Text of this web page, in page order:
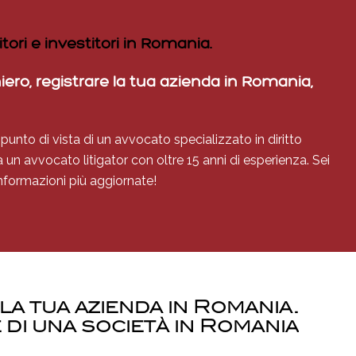
e investitori in Romania.
registrare la tua azienda in Romania,
di vista di un avvocato specializzato in diritto
avvocato litigator con oltre 15 anni di esperienza. Sei
più aggiornate!
tua azienda in Romania.
una società in Romania